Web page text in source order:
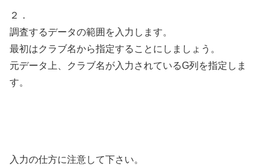
２．
調査するデータの範囲を入力します。
最初はクラブ名から指定することにしましょう。
元データ上、クラブ名が入力されているG列を指定しま
す。
入力の仕方に注意して下さい。